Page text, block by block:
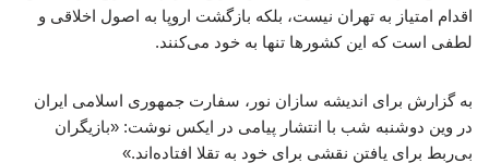
اقدام امتیاز به تهران نیست، بلکه بازگشت اروپا به اصول اخلاقی و
لطفی است که این کشورها تنها به خود می‌کنند.
به گزارش برای اندیشه سازان نور، سفارت جمهوری اسلامی ایران
در وین دوشنبه شب با انتشار پیامی در ایکس نوشت: «بازیگران
بی‌ربط برای یافتن نقشی برای خود به تقلا افتاده‌اند.»